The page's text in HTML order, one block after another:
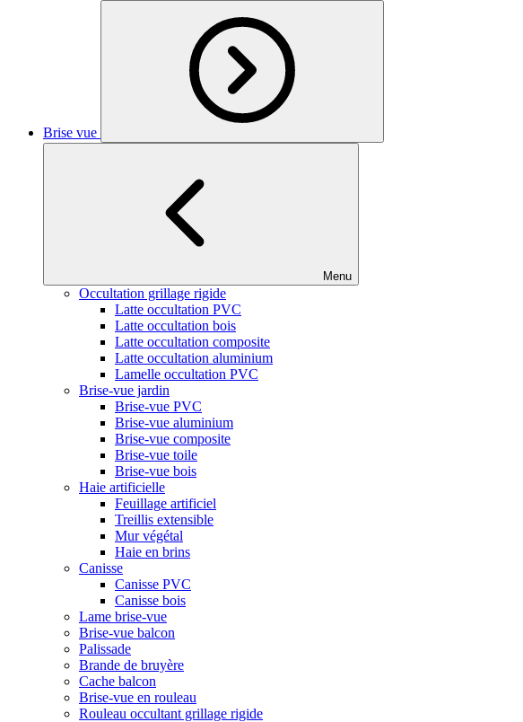
Brise vue
Menu
Occultation grillage rigide
Latte occultation PVC
Latte occultation bois
Latte occultation composite
Latte occultation aluminium
Lamelle occultation PVC
Brise-vue jardin
Brise-vue PVC
Brise-vue aluminium
Brise-vue composite
Brise-vue toile
Brise-vue bois
Haie artificielle
Feuillage artificiel
Treillis extensible
Mur végétal
Haie en brins
Canisse
Canisse PVC
Canisse bois
Lame brise-vue
Brise-vue balcon
Palissade
Brande de bruyère
Cache balcon
Brise-vue en rouleau
Rouleau occultant grillage rigide